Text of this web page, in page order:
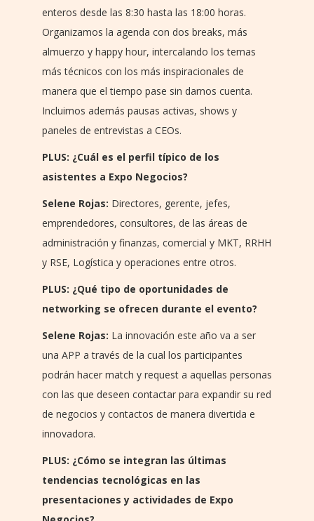
enteros desde las 8:30 hasta las 18:00 horas.
Organizamos la agenda con dos breaks, más
almuerzo y happy hour, intercalando los temas
más técnicos con los más inspiracionales de
manera que el tiempo pase sin darnos cuenta.
Incluimos además pausas activas, shows y
paneles de entrevistas a CEOs.
PLUS: ¿Cuál es el perfil típico de los
asistentes a Expo Negocios?
Selene Rojas: Directores, gerente, jefes,
emprendedores, consultores, de las áreas de
administración y finanzas, comercial y MKT, RRHH
y RSE, Logística y operaciones entre otros.
PLUS: ¿Qué tipo de oportunidades de
networking se ofrecen durante el evento?
Selene Rojas: La innovación este año va a ser
una APP a través de la cual los participantes
podrán hacer match y request a aquellas personas
con las que deseen contactar para expandir su red
de negocios y contactos de manera divertida e
innovadora.
PLUS: ¿Cómo se integran las últimas
tendencias tecnológicas en las
presentaciones y actividades de Expo